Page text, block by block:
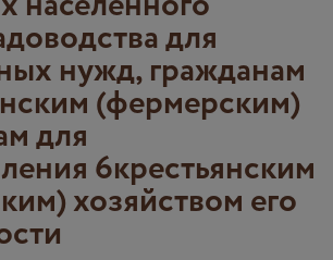
для
нужд, гражданам
(фермерским)
для
6крестьянским
хозяйством его